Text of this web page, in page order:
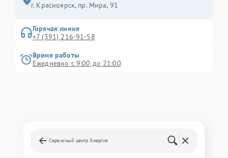
г. Красноярск, ​пр. Мира, 91
Горячая линия
+7 (391) 216-91-58
Время работы
Ежедневно с 9:00 до 21:00
Сервисный центр Энергия